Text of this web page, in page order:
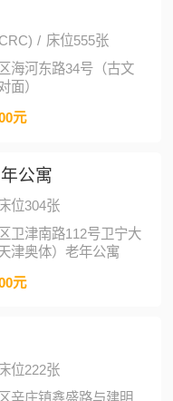
/ 床位555张
海河东路34号（古文
面）
元
公寓
位304张
卫津南路112号卫宁大
津奥体）老年公寓
元
位222张
辛庄镇鑫盛路与建明